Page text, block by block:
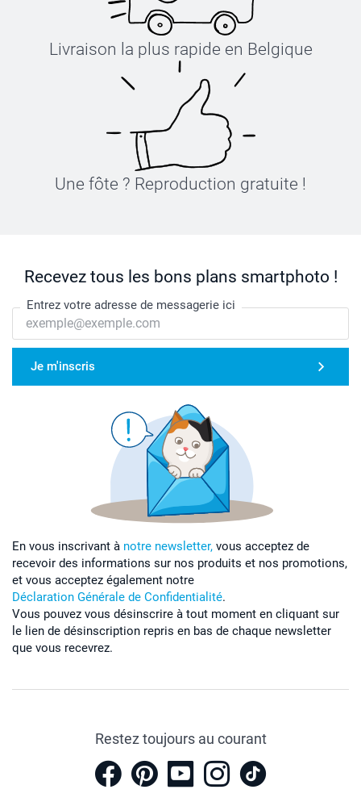
Livraison la plus rapide en Belgique
Une fôte ? Reproduction gratuite !
Recevez tous les bons plans smartphoto !
Entrez votre adresse de messagerie ici
Je m'inscris
En vous inscrivant à notre newsletter, vous acceptez de
recevoir des informations sur nos produits et nos promotions,
et vous acceptez également notre
Déclaration Générale de Confidentialité.
Vous pouvez vous désinscrire à tout moment en cliquant sur
le lien de désinscription repris en bas de chaque newsletter
que vous recevrez.
Restez toujours au courant